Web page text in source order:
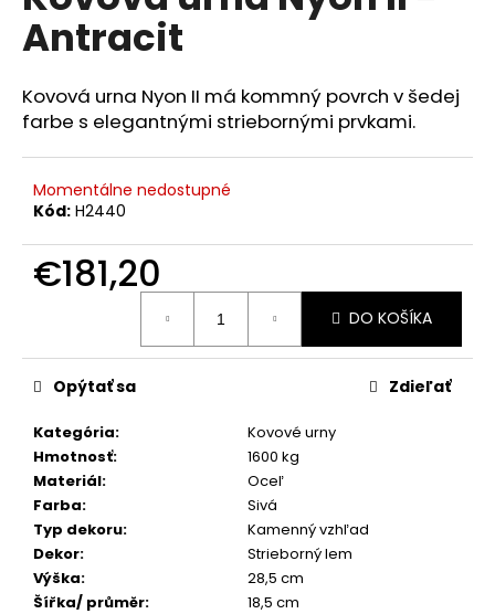
0,0
z
hviezdičiek.
Antracit
Kovová urna Nyon II má kommný povrch v šedej
farbe s elegantnými striebornými prvkami.
Momentálne nedostupné
Kód: H2440
€181,20
DO KOŠÍKA
Kategória:
Kovové urny
Hmotnosť:
1600 kg
Materiál:
Oceľ
Farba:
Sivá
Typ dekoru:
Kamenný vzhľad
Dekor:
Strieborný lem
Výška:
28,5 cm
Šířka/ průměr:
18,5 cm
Opýtať sa Zdieľať
á
j
s
ť
O
d
p
o
ú
č
a
m
e